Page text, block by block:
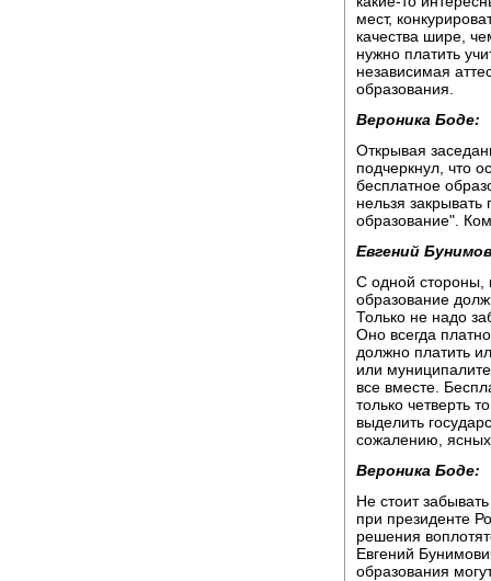
мест,
качества шире,
нужно платить
независимая
образования.
Вероника Боде:
Открывая
подчеркнул, что
бесплатное
нельзя закрывать
образование".
Евгений
С одной стороны,
образование
Только не надо
Оно всегда
должно платить
или
все вместе.
только четверть
выделить
сожалению,
Вероника Боде:
Не стоит
при президенте
решения
Евгений
образования